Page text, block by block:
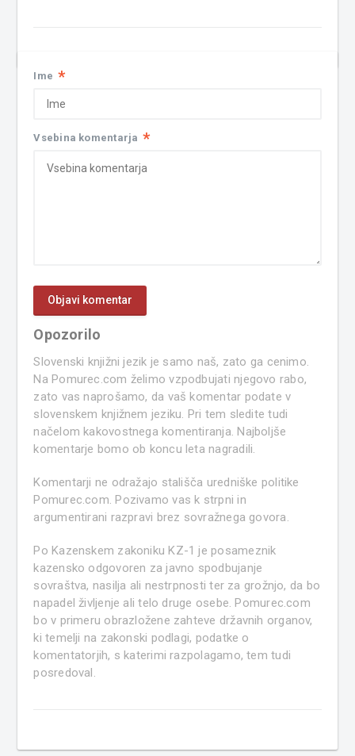
Ime *
Vsebina komentarja *
Opozorilo
Slovenski knjižni jezik je samo naš, zato ga cenimo.
Na Pomurec.com želimo vzpodbujati njegovo rabo,
zato vas naprošamo, da vaš komentar podate v
slovenskem knjižnem jeziku. Pri tem sledite tudi
načelom kakovostnega komentiranja. Najboljše
komentarje bomo ob koncu leta nagradili.
Komentarji ne odražajo stališča uredniške politike
Pomurec.com. Pozivamo vas k strpni in
argumentirani razpravi brez sovražnega govora.
Po Kazenskem zakoniku KZ-1 je posameznik
kazensko odgovoren za javno spodbujanje
sovraštva, nasilja ali nestrpnosti ter za grožnjo, da bo
napadel življenje ali telo druge osebe. Pomurec.com
bo v primeru obrazložene zahteve državnih organov,
ki temelji na zakonski podlagi, podatke o
komentatorjih, s katerimi razpolagamo, tem tudi
posredoval.